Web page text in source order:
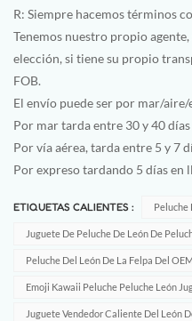
R: Siempre hacemos términos
Tenemos nuestro propio
elección, si tiene su propio
FOB.
El envío puede ser por mar/aire/
Por mar tarda entre 30 y 40
Por vía aérea, tarda entre 5 y 7
Por expreso tardando 5 días en
ETIQUETAS CALIENTES : Peluche
Juguete De Peluche De León De
Peluche Del León De La Felpa Del
Emoji Kawaii Peluche Peluche León
Juguete Vendedor Caliente Del León